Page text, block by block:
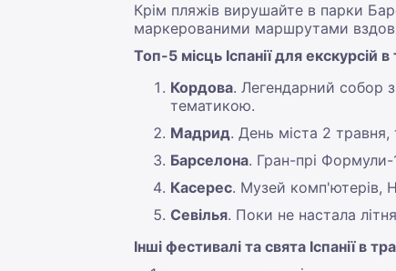
Крім пляжів вирушайте в парки
маркерованими маршрутами
Топ-5 місць Іспанії для екскурсій в
Кордова. Легендарний собор
тематикою.
Мадрид. День міста 2 травня,
Барселона. Гран-прі Формули-
Касерес. Музей комп'ютерів,
Севілья. Поки не настала
Інші фестивалі та свята Іспанії в